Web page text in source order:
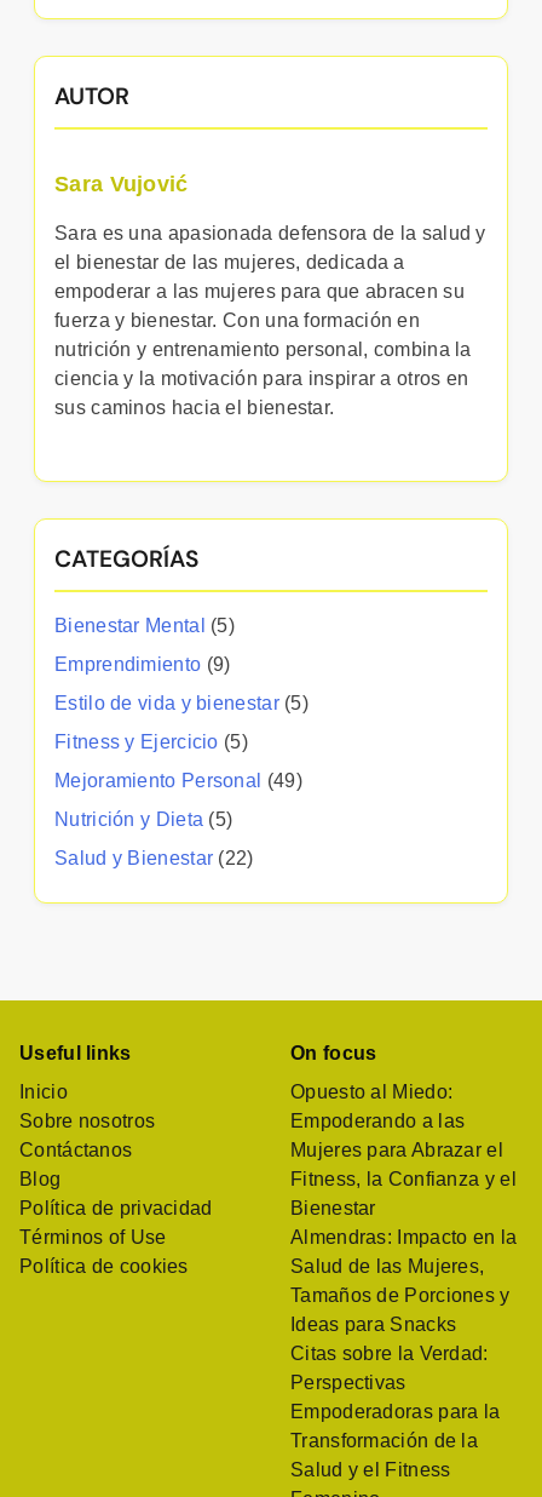
AUTOR
Sara Vujović
Sara es una apasionada defensora de la salud y
el bienestar de las mujeres, dedicada a
empoderar a las mujeres para que abracen su
fuerza y bienestar. Con una formación en
nutrición y entrenamiento personal, combina la
ciencia y la motivación para inspirar a otros en
sus caminos hacia el bienestar.
CATEGORÍAS
Bienestar Mental
(5)
Emprendimiento (9)
Estilo de vida y bienestar(5)
Fitness y Ejercicio (5)
Mejoramiento Personal
(49)
Nutrición y Dieta (5)
Salud y Bienestar (22)
Useful links
Inicio
Sobre nosotros
Contáctanos
Blog
Política de privacidad
Términos of Use
Política de cookies
On focus
Opuesto al Miedo:
Empoderando a las
Mujeres para Abrazar el
Fitness, la Confianza y el
Bienestar
Almendras: Impacto en la
Salud de las Mujeres,
Tamaños de Porciones y
Ideas para Snacks
Citas sobre la Verdad:
Perspectivas
Empoderadoras para la
Transformación de la
Salud y el Fitness